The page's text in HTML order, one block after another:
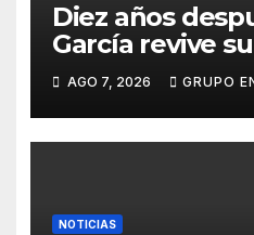
Diez años
García revive
carnavalero en
presentación
la Rambla para
AGO 7, 2026 GRUPO
NOTICIAS